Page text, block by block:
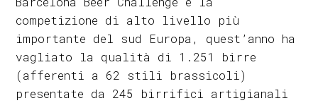
competizione di alto livello più
importante del sud Europa, quest’anno ha
vagliato la qualità di 1.251 birre
(afferenti a 62 stili brassicoli)
presentate da 245 birrifici artigianali